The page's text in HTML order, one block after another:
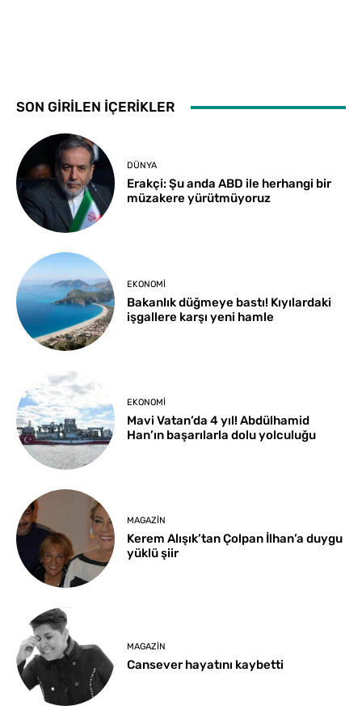
SON GİRİLEN İÇERİKLER
DÜNYA
Erakçi: Şu anda ABD ile herhangi bir
müzakere yürütmüyoruz
EKONOMI
Bakanlık düğmeye bastı! Kıyılardaki
işgallere karşı yeni hamle
EKONOMI
Mavi Vatan’da 4 yıl! Abdülhamid
Han’ın başarılarla dolu yolculuğu
MAGAZIN
Kerem Alışık’tan Çolpan İlhan’a duygu
yüklü şiir
MAGAZIN
Cansever hayatını kaybetti